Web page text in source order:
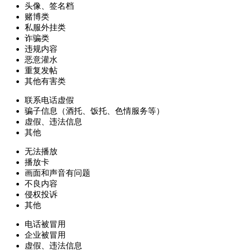
头像、签名档
赌博类
私服外挂类
诈骗类
违规内容
恶意灌水
重复发帖
其他有害类
联系电话虚假
骗子信息（酒托、饭托、色情服务等）
虚假、违法信息
其他
无法播放
播放卡
画面和声音有问题
不良内容
侵权投诉
其他
电话被冒用
企业被冒用
虚假、违法信息